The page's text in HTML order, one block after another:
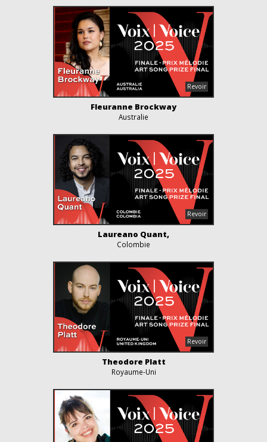
Fleuranne Brockway
Australie
Laureano Quant,
Colombie
Theodore Platt
Royaume-Uni